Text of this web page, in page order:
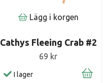
Lägg i korgen
Cathys Fleeing Crab #2
69 kr
I lager